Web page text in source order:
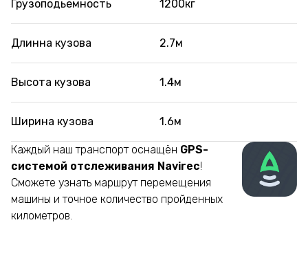
Грузоподьемность 1200кг
Длинна кузова 2.7м
Высота кузова 1.4м
Ширина кузова 1.6м
Каждый наш транспорт оснащён GPS-
системой отслеживания Navirec!
Сможете узнать маршрут перемещения
машины и точное количество пройденных
километров.